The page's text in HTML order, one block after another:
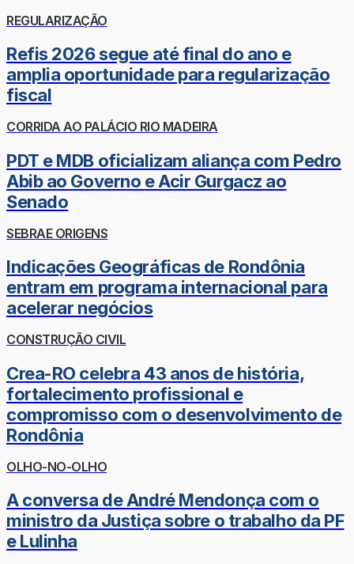
REGULARIZAÇÃO
Refis 2026 segue até final do ano e
amplia oportunidade para regularização
fiscal
CORRIDA AO PALÁCIO RIO MADEIRA
PDT e MDB oficializam aliança com Pedro
Abib ao Governo e Acir Gurgacz ao
Senado
SEBRAE ORIGENS
Indicações Geográficas de Rondônia
entram em programa internacional para
acelerar negócios
CONSTRUÇÃO CIVIL
Crea-RO celebra 43 anos de história,
fortalecimento profissional e
compromisso com o desenvolvimento de
Rondônia
OLHO-NO-OLHO
A conversa de André Mendonça com o
ministro da Justiça sobre o trabalho da PF
e Lulinha